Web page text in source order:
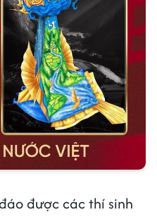
được các thí sinh